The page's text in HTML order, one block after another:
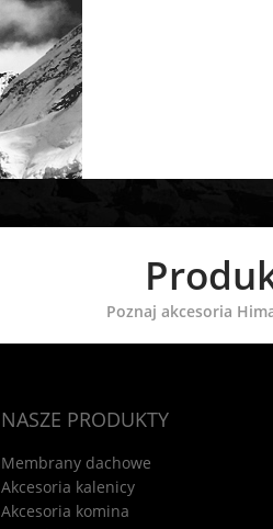
Poznaj akcesoria
NASZE PRODUKTY
Membrany dachowe
Akcesoria kalenicy
Akcesoria komina